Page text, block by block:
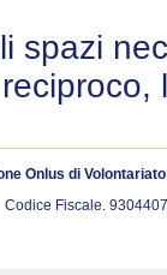
spazi
Onlus di
Codice Fiscale.